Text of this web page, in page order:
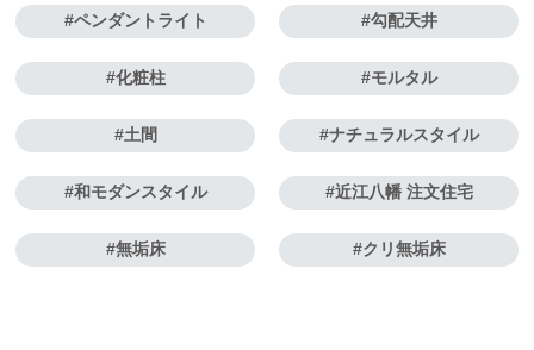
ペンダントライト 勾配天井
化粧柱 モルタル
土間 ナチュラルスタイル
和モダンスタイル 近江八幡 注文住宅
無垢床 クリ無垢床